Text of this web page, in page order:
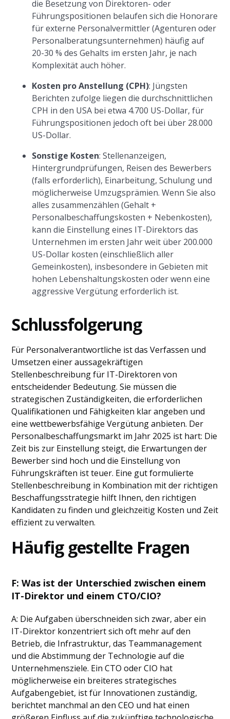
die Besetzung von Direktoren- oder
Führungspositionen belaufen sich die Honorare
für externe Personalvermittler (Agenturen oder
Personalberatungsunternehmen) häufig auf
20-30 % des Gehalts im ersten Jahr, je nach
Komplexität auch höher.
Kosten pro Anstellung (CPH): Jüngsten
Berichten zufolge liegen die durchschnittlichen
CPH in den USA bei etwa 4.700 US-Dollar, für
Führungspositionen jedoch oft bei über 28.000
US-Dollar.
Sonstige Kosten: Stellenanzeigen,
Hintergrundprüfungen, Reisen des Bewerbers
(falls erforderlich), Einarbeitung, Schulung und
möglicherweise Umzugsprämien. Wenn Sie also
alles zusammenzählen (Gehalt +
Personalbeschaffungskosten + Nebenkosten),
kann die Einstellung eines IT-Direktors das
Unternehmen im ersten Jahr weit über 200.000
US-Dollar kosten (einschließlich aller
Gemeinkosten), insbesondere in Gebieten mit
hohen Lebenshaltungskosten oder wenn eine
aggressive Vergütung erforderlich ist.
Schlussfolgerung
Für Personalverantwortliche ist das Verfassen und
Umsetzen einer aussagekräftigen
Stellenbeschreibung für IT-Direktoren von
entscheidender Bedeutung. Sie müssen die
strategischen Zuständigkeiten, die erforderlichen
Qualifikationen und Fähigkeiten klar angeben und
eine wettbewerbsfähige Vergütung anbieten. Der
Personalbeschaffungsmarkt im Jahr 2025 ist hart: Die
Zeit bis zur Einstellung steigt, die Erwartungen der
Bewerber sind hoch und die Einstellung von
Führungskräften ist teuer. Eine gut formulierte
Stellenbeschreibung in Kombination mit der richtigen
Beschaffungsstrategie hilft Ihnen, den richtigen
Kandidaten zu finden und gleichzeitig Kosten und Zeit
effizient zu verwalten.
Häufig gestellte Fragen
F: Was ist der Unterschied zwischen einem
IT-Direktor und einem CTO/CIO?
A: Die Aufgaben überschneiden sich zwar, aber ein
IT-Direktor konzentriert sich oft mehr auf den
Betrieb, die Infrastruktur, das Teammanagement
und die Abstimmung der Technologie auf die
Unternehmensziele. Ein CTO oder CIO hat
möglicherweise ein breiteres strategisches
Aufgabengebiet, ist für Innovationen zuständig,
berichtet manchmal an den CEO und hat einen